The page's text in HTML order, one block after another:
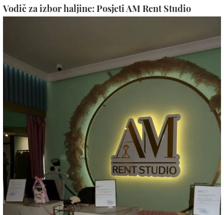
Vodič za izbor haljine: Posjeti AM Rent Studio